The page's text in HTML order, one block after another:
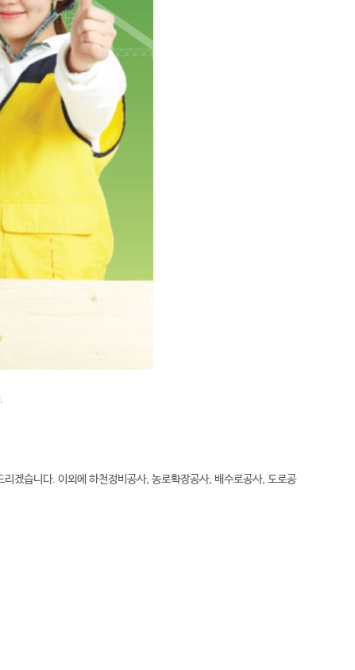
겠습니다. 이외에 하천정비공사, 농로확장공사, 배수로공사, 도로공